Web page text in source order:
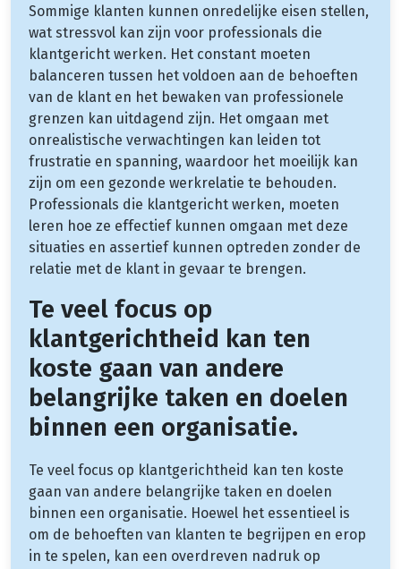
Sommige klanten kunnen onredelijke eisen stellen,
wat stressvol kan zijn voor professionals die
klantgericht werken. Het constant moeten
balanceren tussen het voldoen aan de behoeften
van de klant en het bewaken van professionele
grenzen kan uitdagend zijn. Het omgaan met
onrealistische verwachtingen kan leiden tot
frustratie en spanning, waardoor het moeilijk kan
zijn om een gezonde werkrelatie te behouden.
Professionals die klantgericht werken, moeten
leren hoe ze effectief kunnen omgaan met deze
situaties en assertief kunnen optreden zonder de
relatie met de klant in gevaar te brengen.
Te veel focus op
klantgerichtheid kan ten
koste gaan van andere
belangrijke taken en doelen
binnen een organisatie.
Te veel focus op klantgerichtheid kan ten koste
gaan van andere belangrijke taken en doelen
binnen een organisatie. Hoewel het essentieel is
om de behoeften van klanten te begrijpen en erop
in te spelen, kan een overdreven nadruk op